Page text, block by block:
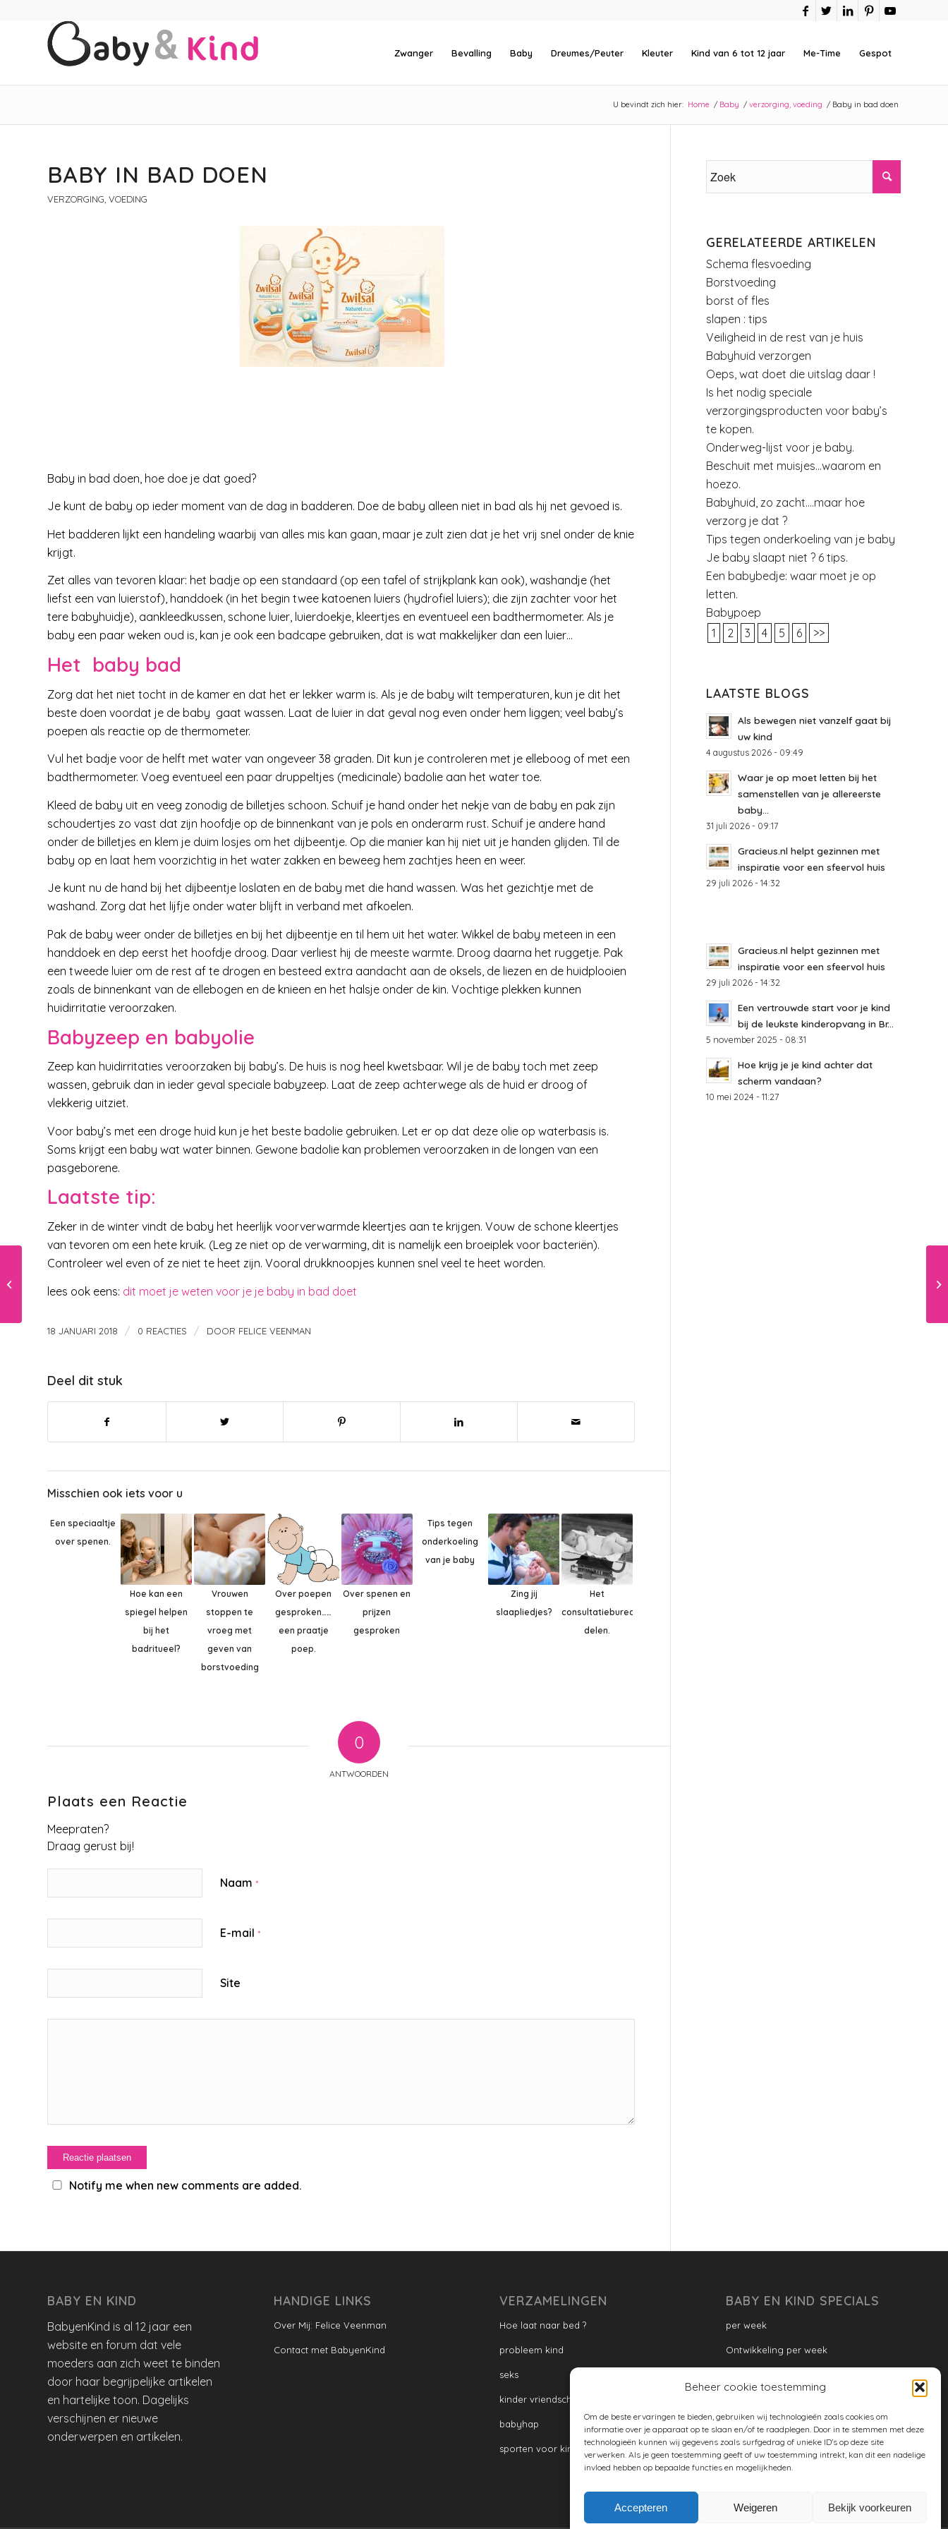
Beheer cookie toestemming
Om de beste ervaringen te bieden, gebruiken wij technologieën zoals cookies om
informatie over je apparaat op te slaan en/of te raadplegen. Door in te stemmen met deze
technologieën kunnen wij gegevens zoals surfgedrag of unieke ID's op deze site
verwerken. Als je geen toestemming geeft of uw toestemming intrekt, kan dit een nadelige
invloed hebben op bepaalde functies en mogelijkheden.
Accepteren Weigeren Bekijk voorkeuren
Zwanger Bevalling Baby Dreumes/Peuter Kleuter Kind van 6 tot 12 jaar Me-Time Gespot
U bevindt zich hier: Home / Baby / verzorging, voeding / Baby in bad doen
BABY IN BAD DOEN
VERZORGING, VOEDING
Baby in bad doen, hoe doe je dat goed?
Je kunt de baby op ieder moment van de dag in badderen. Doe de baby alleen niet in bad als hij net gevoed is.
Het badderen lijkt een handeling waarbij van alles mis kan gaan, maar je zult zien dat je het vrij snel onder de knie
krijgt.
Zet alles van tevoren klaar: het badje op een standaard (op een tafel of strijkplank kan ook), washandje (het
liefst een van luierstof), handdoek (in het begin twee katoenen luiers (hydrofiel luiers); die zijn zachter voor het
tere babyhuidje), aankleedkussen, schone luier, luierdoekje, kleertjes en eventueel een badthermometer. Als je
baby een paar weken oud is, kan je ook een badcape gebruiken, dat is wat makkelijker dan een luier…
Het baby bad
Zorg dat het niet tocht in de kamer en dat het er lekker warm is. Als je de baby wilt temperaturen, kun je dit het
beste doen voordat je de baby gaat wassen. Laat de luier in dat geval nog even onder hem liggen; veel baby’s
poepen als reactie op de thermometer.
Vul het badje voor de helft met water van ongeveer 38 graden. Dit kun je controleren met je elleboog of met een
badthermometer. Voeg eventueel een paar druppeltjes (medicinale) badolie aan het water toe.
Kleed de baby uit en veeg zonodig de billetjes schoon. Schuif je hand onder het nekje van de baby en pak zijn
schoudertjes zo vast dat zijn hoofdje op de binnenkant van je pols en onderarm rust. Schuif je andere hand
onder de billetjes en klem je duim losjes om het dijbeentje. Op die manier kan hij niet uit je handen glijden. Til de
baby op en laat hem voorzichtig in het water zakken en beweeg hem zachtjes heen en weer.
Je kunt nu de hand bij het dijbeentje loslaten en de baby met die hand wassen. Was het gezichtje met de
washand. Zorg dat het lijfje onder water blijft in verband met afkoelen.
Pak de baby weer onder de billetjes en bij het dijbeentje en til hem uit het water. Wikkel de baby meteen in een
handdoek en dep eerst het hoofdje droog. Daar verliest hij de meeste warmte. Droog daarna het ruggetje. Pak
een tweede luier om de rest af te drogen en besteed extra aandacht aan de oksels, de liezen en de huidplooien
zoals de binnenkant van de ellebogen en de knieen en het halsje onder de kin. Vochtige plekken kunnen
huidirritatie veroorzaken.
Babyzeep en babyolie
Zeep kan huidirritaties veroorzaken bij baby’s. De huis is nog heel kwetsbaar. Wil je de baby toch met zeep
wassen, gebruik dan in ieder geval speciale babyzeep. Laat de zeep achterwege als de huid er droog of
vlekkerig uitziet.
Voor baby’s met een droge huid kun je het beste badolie gebruiken. Let er op dat deze olie op waterbasis is.
Soms krijgt een baby wat water binnen. Gewone badolie kan problemen veroorzaken in de longen van een
pasgeborene.
Laatste tip:
Zeker in de winter vindt de baby het heerlijk voorverwarmde kleertjes aan te krijgen. Vouw de schone kleertjes
van tevoren om een hete kruik. (Leg ze niet op de verwarming, dit is namelijk een broeiplek voor bacteriën).
Controleer wel even of ze niet te heet zijn. Vooral drukknoopjes kunnen snel veel te heet worden.
lees ook eens: dit moet je weten voor je je baby in bad doet
18 JANUARI 2018 / 0 REACTIES / DOOR FELICE VEENMAN
Deel dit stuk
Misschien ook iets voor u
Een speciaaltje
over spenen.
Hoe kan een
spiegel helpen
bij het
badritueel?
Vrouwen
stoppen te
vroeg met
geven van
borstvoeding
Over poepen
gesproken……
een praatje
poep.
Over spenen en
prijzen
gesproken
Tips tegen
onderkoeling
van je baby
Zing jij
slaapliedjes?
Het
consultatiebureau….ervaringen
delen.
0
ANTWOORDEN
Plaats een Reactie
Meepraten?
Draag gerust bij!
Naam *
E-mail *
Site
Notify me when new comments are added.
GERELATEERDE ARTIKELEN
Schema flesvoeding
Borstvoeding
borst of fles
slapen : tips
Veiligheid in de rest van je huis
Babyhuid verzorgen
Oeps, wat doet die uitslag daar !
Is het nodig speciale
verzorgingsproducten voor baby’s
te kopen.
Onderweg-lijst voor je baby.
Beschuit met muisjes…waarom en
hoezo.
Babyhuid, zo zacht….maar hoe
verzorg je dat ?
Tips tegen onderkoeling van je baby
Je baby slaapt niet ? 6 tips.
Een babybedje: waar moet je op
letten.
Babypoep
1
2 3 4 5 6 >>
LAATSTE BLOGS
Als bewegen niet vanzelf gaat bij
uw kind
4 augustus 2026 - 09:49
Waar je op moet letten bij het
samenstellen van je allereerste
baby...
31 juli 2026 - 09:17
Gracieus.nl helpt gezinnen met
inspiratie voor een sfeervol huis
29 juli 2026 - 14:32
Gracieus.nl helpt gezinnen met
inspiratie voor een sfeervol huis
29 juli 2026 - 14:32
Een vertrouwde start voor je kind
bij de leukste kinderopvang in Br...
5 november 2025 - 08:31
Hoe krijg je je kind achter dat
scherm vandaan?
10 mei 2024 - 11:27
BABY EN KIND
BabyenKind is al 12 jaar een
website en forum dat vele
moeders aan zich weet te binden
door haar begrijpelijke artikelen
en hartelijke toon. Dagelijks
verschijnen er nieuwe
onderwerpen en artikelen.
HANDIGE LINKS
Over Mij: Felice Veenman
Contact met BabyenKind
VERZAMELINGEN
Hoe laat naar bed ?
probleem kind
seks
kinder vriendschap
babyhap
sporten voor kinderen
BABY EN KIND SPECIALS
per week
Ontwikkeling per week
Ontwikkeling per maand
ontwikkeling per jaar
Cookiebeleid (EU)